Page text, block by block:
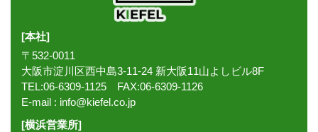
[本社]
〒532-0011
大阪市淀川区西中島3-11-24 新大阪11山よしビル8F
TEL:06-6309-1125 FAX:06-6309-1126
E-mail : info@kiefel.co.jp
[横浜営業所]